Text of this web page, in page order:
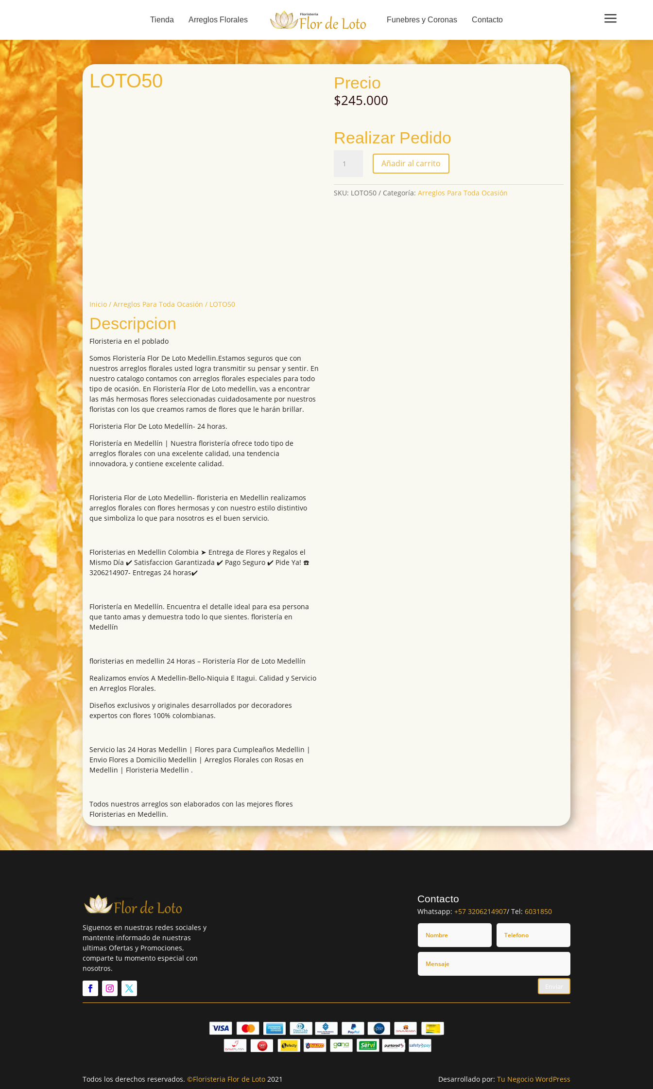
Tienda Arreglos Florales Funebres y Coronas Contacto a
LOTO50
Inicio / Arreglos Para Toda Ocasión / LOTO50
Descripcion
Floristeria en el poblado
Somos Floristería Flor De Loto Medellin.Estamos seguros que con
nuestros arreglos florales usted logra transmitir su pensar y sentir. En
nuestro catalogo contamos con arreglos florales especiales para todo
tipo de ocasión. En Floristería Flor de Loto medellin, vas a encontrar
las más hermosas flores seleccionadas cuidadosamente por nuestros
floristas con los que creamos ramos de flores que le harán brillar.
Floristeria Flor De Loto Medellín- 24 horas.
Floristería en Medellín | Nuestra floristería ofrece todo tipo de
arreglos florales con una excelente calidad, una tendencia
innovadora, y contiene excelente calidad.
Floristeria Flor de Loto Medellin- floristeria en Medellin realizamos
arreglos florales con flores hermosas y con nuestro estilo distintivo
que simboliza lo que para nosotros es el buen servicio.
Floristerias en Medellin Colombia ➤ Entrega de Flores y Regalos el
Mismo Día ✔️ Satisfaccion Garantizada ✔️ Pago Seguro ✔️ Pide Ya! ☎️
3206214907- Entregas 24 horas✔️
Floristería en Medellín. Encuentra el detalle ideal para esa persona
que tanto amas y demuestra todo lo que sientes. floristería en
Medellín
floristerias en medellin 24 Horas – Floristería Flor de Loto Medellín
Realizamos envíos A Medellin-Bello-Niquia E Itagui. Calidad y Servicio
en Arreglos Florales.
Diseños exclusivos y originales desarrollados por decoradores
expertos con flores 100% colombianas.
Servicio las 24 Horas Medellin | Flores para Cumpleaños Medellin |
Envio Flores a Domicilio Medellin | Arreglos Florales con Rosas en
Medellin | Floristeria Medellin .
Todos nuestros arreglos son elaborados con las mejores flores
Floristerias en Medellin.
Precio
$245.000
Realizar Pedido
cantidad
Añadir al carrito
SKU: LOTO50 Categoría: Arreglos Para Toda Ocasión
Siguenos en nuestras redes sociales y
mantente informado de nuestras
ultimas Ofertas y Promociones,
comparte tu momento especial con
nosotros.
Contacto
Whatsapp:+57 3206214907/ Tel:6031850
Enviar
Todos los derechos reservados. ©Floristeria Flor de Loto 2021 Desarrollado por: Tu Negocio WordPress